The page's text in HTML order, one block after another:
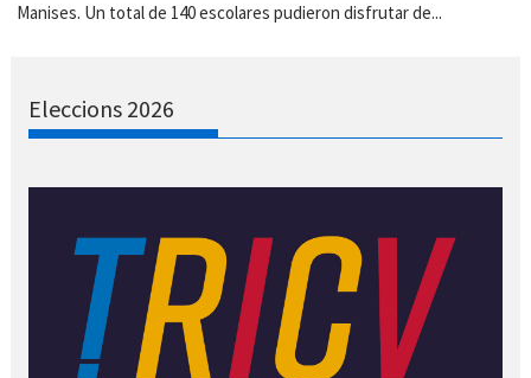
Manises. Un total de 140 escolares pudieron disfrutar de...
Eleccions 2026